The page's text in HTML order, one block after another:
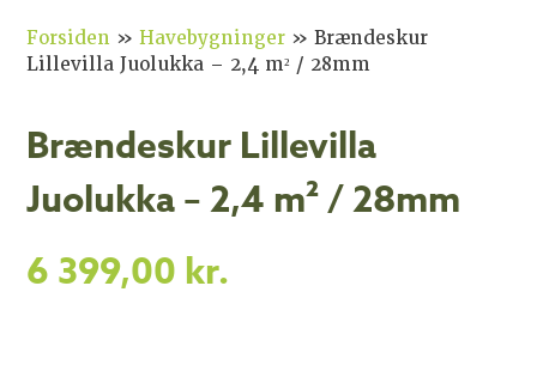
Forsiden »Havebygninger »Brændeskur
Lillevilla Juolukka – 2,4 m² / 28mm
Brændeskur Lillevilla
Juolukka – 2,4 m² / 28mm
6 399,00 kr.